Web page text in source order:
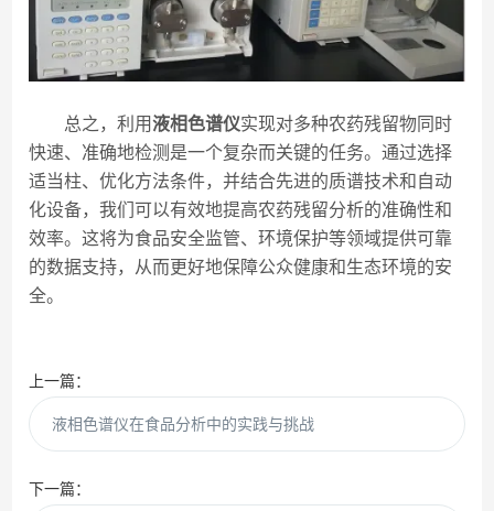
总之，利用液相色谱仪实现对多种农药残留物同时
快速、准确地检测是一个复杂而关键的任务。通过选择
适当柱、优化方法条件，并结合先进的质谱技术和自动
化设备，我们可以有效地提高农药残留分析的准确性和
效率。这将为食品安全监管、环境保护等领域提供可靠
的数据支持，从而更好地保障公众健康和生态环境的安
全。
上一篇：
液相色谱仪在食品分析中的实践与挑战
下一篇：